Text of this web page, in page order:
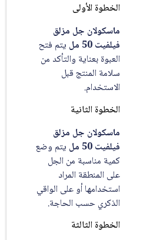
الخطوة الأولى
ماسكولان جل مزلق
يتم فتح
العبوة بعناية والتأكد من
سلامة المنتج قبل
الاستخدام.
الخطوة الثانية
ماسكولان جل مزلق
يتم وضع
كمية مناسبة من الجل
على المنطقة المراد
استخدامها أو على الواقي
الذكري حسب الحاجة.
الخطوة الثالثة